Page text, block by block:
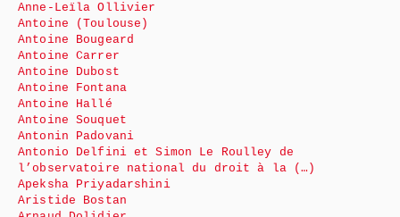
Anne-Leïla Ollivier
Antoine (Toulouse)
Antoine Bougeard
Antoine Carrer
Antoine Dubost
Antoine Fontana
Antoine Hallé
Antoine Souquet
Antonin Padovani
Antonio Delfini et Simon Le Roulley de
l’observatoire national du droit à la (…)
Apeksha Priyadarshini
Aristide Bostan